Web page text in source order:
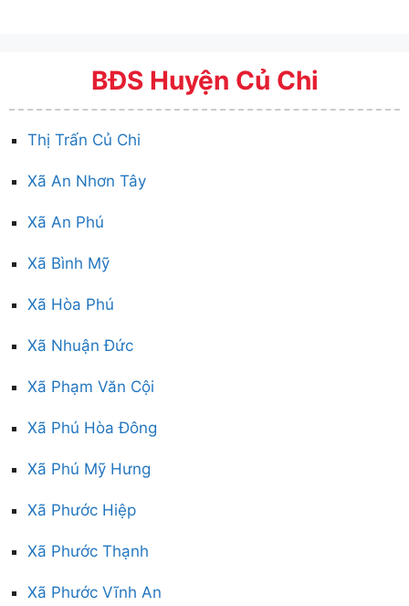
BĐS Huyện Củ Chi
Thị Trấn Củ Chi
Xã An Nhơn Tây
Xã An Phú
Xã Bình Mỹ
Xã Hòa Phú
Xã Nhuận Đức
Xã Phạm Văn Cội
Xã Phú Hòa Đông
Xã Phú Mỹ Hưng
Xã Phước Hiệp
Xã Phước Thạnh
Xã Phước Vĩnh An